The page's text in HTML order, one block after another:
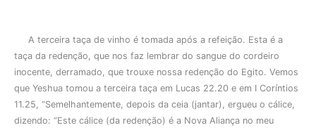
A terceira taça de vinho é tomada após a refeição. Esta é a
taça da redenção, que nos faz lembrar do sangue do cordeiro
inocente, derramado, que trouxe nossa redenção do Egito. Vemos
que Yeshua tomou a terceira taça em Lucas 22.20 e em I Coríntios
11.25, “Semelhantemente, depois da ceia (jantar), ergueu o cálice,
dizendo: “Este cálice (da redenção) é a Nova Aliança no meu